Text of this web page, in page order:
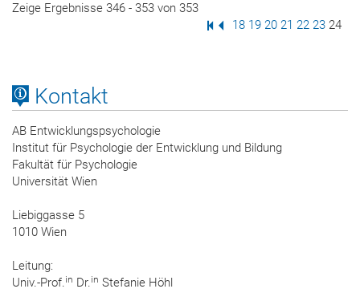
Zeige Ergebnisse 346 - 353 von 353
Erste Seite
Vorige Seite
Seite
18 Seite
19 Seite
20 Seite
21 Seite
22 Seite
23 Seite
24
Kontakt
AB Entwicklungspsychologie
Institut für Psychologie der Entwicklung und Bildung
Fakultät für Psychologie
Universität Wien
Liebiggasse 5
1010 Wien
Leitung:
Univ.-Prof.in Dr.in Stefanie Höhl